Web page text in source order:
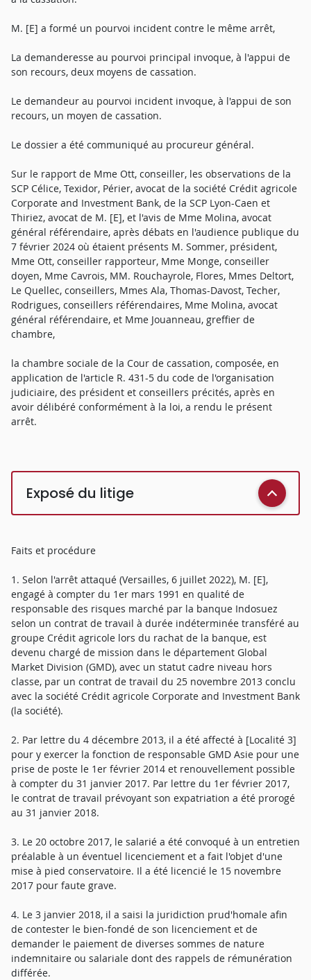
M. [E] a formé un pourvoi incident contre le même arrêt,
La demanderesse au pourvoi principal invoque, à l'appui de
son recours, deux moyens de cassation.
Le demandeur au pourvoi incident invoque, à l'appui de son
recours, un moyen de cassation.
Le dossier a été communiqué au procureur général.
Sur le rapport de Mme Ott, conseiller, les observations de la
SCP Célice, Texidor, Périer, avocat de la société Crédit agricole
Corporate and Investment Bank, de la SCP Lyon-Caen et
Thiriez, avocat de M. [E], et l'avis de Mme Molina, avocat
général référendaire, après débats en l'audience publique du
7 février 2024 où étaient présents M. Sommer, président,
Mme Ott, conseiller rapporteur, Mme Monge, conseiller
doyen, Mme Cavrois, MM. Rouchayrole, Flores, Mmes Deltort,
Le Quellec, conseillers, Mmes Ala, Thomas-Davost, Techer,
Rodrigues, conseillers référendaires, Mme Molina, avocat
général référendaire, et Mme Jouanneau, greffier de
chambre,
la chambre sociale de la Cour de cassation, composée, en
application de l'article R. 431-5 du code de l'organisation
judiciaire, des président et conseillers précités, après en
avoir délibéré conformément à la loi, a rendu le présent
arrêt.
Exposé du litige
Faits et procédure
1. Selon l'arrêt attaqué (Versailles, 6 juillet 2022), M. [E],
engagé à compter du 1er mars 1991 en qualité de
responsable des risques marché par la banque Indosuez
selon un contrat de travail à durée indéterminée transféré au
groupe Crédit agricole lors du rachat de la banque, est
devenu chargé de mission dans le département Global
Market Division (GMD), avec un statut cadre niveau hors
classe, par un contrat de travail du 25 novembre 2013 conclu
avec la société Crédit agricole Corporate and Investment Bank
(la société).
2. Par lettre du 4 décembre 2013, il a été affecté à [Localité 3]
pour y exercer la fonction de responsable GMD Asie pour une
prise de poste le 1er février 2014 et renouvellement possible
à compter du 31 janvier 2017. Par lettre du 1er février 2017,
le contrat de travail prévoyant son expatriation a été prorogé
au 31 janvier 2018.
3. Le 20 octobre 2017, le salarié a été convoqué à un entretien
préalable à un éventuel licenciement et a fait l'objet d'une
mise à pied conservatoire. Il a été licencié le 15 novembre
2017 pour faute grave.
4. Le 3 janvier 2018, il a saisi la juridiction prud'homale afin
de contester le bien-fondé de son licenciement et de
demander le paiement de diverses sommes de nature
indemnitaire ou salariale dont des rappels de rémunération
différée.